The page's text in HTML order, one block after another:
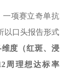
一项赛立奇单抗
以口头报告形式
度（红斑、浸
周理想达标率